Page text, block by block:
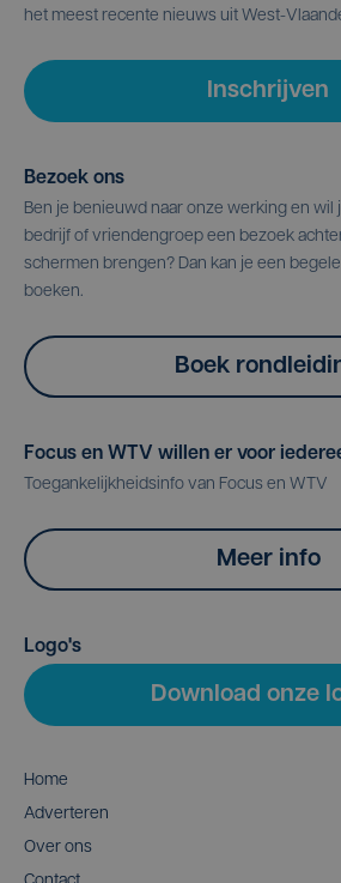
het meest recente nieuws uit West-
Inschrijven
Bezoek ons
Ben je benieuwd naar onze werking en
bedrijf of vriendengroep een bezoek
schermen brengen? Dan kan je een
boeken.
Boek
Focus en WTV willen er voor
Toegankelijkheidsinfo van Focus en WTV
Meer info
Logo's
Download onze
Home
Adverteren
Over ons